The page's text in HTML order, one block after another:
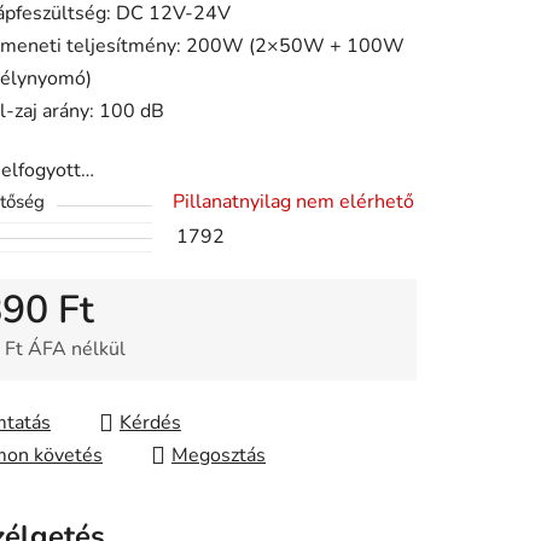
DC 12V-24V
teljesítmény: 200W (2×50W + 100W
zaj arány: 100 dB
Pillanatnyilag nem elérhető
1792
Ft
ÁFA nélkül
Kérdés
követés
Megosztás